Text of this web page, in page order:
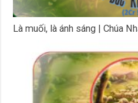
Là muối, là ánh sáng | Chúa